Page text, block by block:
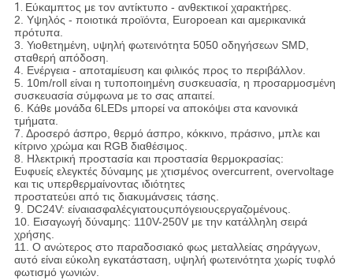
1. Εύκαμπτος με τον αντίκτυπο - ανθεκτικοί χαρακτήρες.
2. Υψηλός - ποιοτικά προϊόντα, Europoean και αμερικανικά
πρότυπα.
3. Υιοθετημένη, υψηλή φωτεινότητα 5050 οδηγήσεων SMD,
σταθερή απόδοση.
4. Ενέργεια - αποταμίευση και φιλικός προς το περιβάλλον.
5. 10m/roll είναι η τυποποιημένη συσκευασία, η προσαρμοσμένη
συσκευασία σύμφωνα με το σας απαιτεί.
6. Κάθε μονάδα 6LEDs μπορεί να αποκόψει στα κανονικά
τμήματα.
7. Δροσερό άσπρο, θερμό άσπρο, κόκκινο, πράσινο, μπλε και
κίτρινο χρώμα και RGB διαθέσιμος.
8. Ηλεκτρική προστασία και προστασία θερμοκρασίας:
Ευφυείς ελεγκτές δύναμης με χτισμένος overcurrent, overvoltage
και τις υπερθερμαίνοντας ιδιότητες
προστατεύει από τις διακυμάνσεις τάσης.
9. DC24V: είναιασφαλέςγιατουςυπόγειουςεργαζομένους.
10. Εισαγωγή δύναμης: 110V-250V με την κατάλληλη σειρά
χρήσης.
11. Ο ανώτερος στο παραδοσιακό φως μεταλλείας σηράγγων,
αυτό είναι εύκολη εγκατάσταση, υψηλή φωτεινότητα χωρίς τυφλό
φωτισμό γωνιών.